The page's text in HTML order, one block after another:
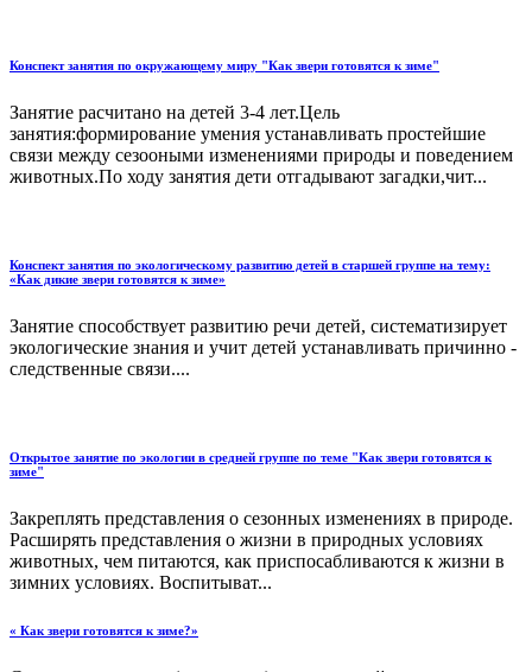
Конспект занятия по окружающему миру "Как звери готовятся к зиме"
Занятие расчитано на детей 3-4 лет.Цель
занятия:формирование умения устанавливать простейшие
связи между сезооными изменениями природы и поведением
животных.По ходу занятия дети отгадывают загадки,чит...
Конспект занятия по экологическому развитию детей в старшей группе на тему:
«Как дикие звери готовятся к зиме»
Занятие способствует развитию речи детей, систематизирует
экологические знания и учит детей устанавливать причинно -
следственные связи....
Открытое занятие по экологии в средней группе по теме "Как звери готовятся к
зиме"
Закреплять представления о сезонных изменениях в природе.
Расширять представления о жизни в природных условиях
животных, чем питаются, как приспосабливаются к жизни в
зимних условиях. Воспитыват...
« Как звери готовятся к зиме?»